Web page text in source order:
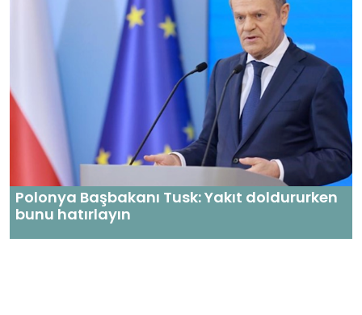
Polonya Başbakanı Tusk: Yakıt doldururken
bunu hatırlayın